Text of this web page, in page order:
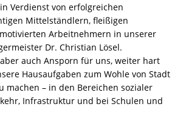
Verdienst von erfolgreichen
Mittelständlern, fleißigen
Arbeitnehmern in unserer
Dr. Christian Lösel.
auch Ansporn für uns, weiter hart
Hausaufgaben zum Wohle von Stadt
machen – in den Bereichen sozialer
Infrastruktur und bei Schulen und